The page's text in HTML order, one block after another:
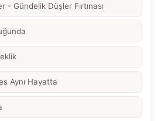
- Gündelik Düşler Fırtınası
Aynı Hayatta